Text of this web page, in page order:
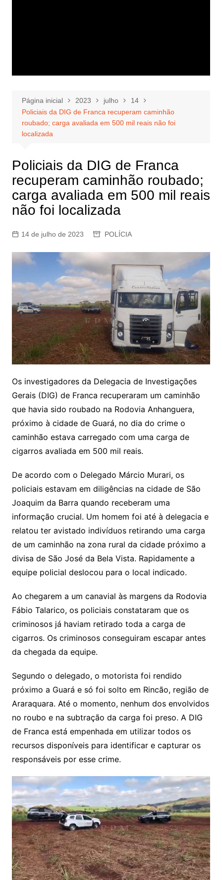
Página inicial 2023 julho
14
Policiais da DIG de Franca recuperam caminhão
roubado; carga avaliada em 500 mil reais não foi
localizada
Policiais da DIG de Franca
recuperam caminhão roubado;
carga avaliada em 500 mil reais
não foi localizada
14 de julho de 2023 POLÍCIA
Os investigadores da Delegacia de Investigações
Gerais (DIG) de Franca recuperaram um caminhão
que havia sido roubado na Rodovia Anhanguera,
próximo à cidade de Guará, no dia do crime o
caminhão estava carregado com uma carga de
cigarros avaliada em 500 mil reais.
De acordo com o Delegado Márcio Murari, os
policiais estavam em diligências na cidade de São
Joaquim da Barra quando receberam uma
informação crucial. Um homem foi até à delegacia e
relatou ter avistado indivíduos retirando uma carga
de um caminhão na zona rural da cidade próximo a
divisa de São José da Bela Vista. Rapidamente a
equipe policial deslocou para o local indicado.
Ao chegarem a um canavial às margens da Rodovia
Fábio Talarico, os policiais constataram que os
criminosos já haviam retirado toda a carga de
cigarros. Os criminosos conseguiram escapar antes
da chegada da equipe.
Segundo o delegado, o motorista foi rendido
próximo a Guará e só foi solto em Rincão, região de
Araraquara. Até o momento, nenhum dos envolvidos
no roubo e na subtração da carga foi preso. A DIG
de Franca está empenhada em utilizar todos os
recursos disponíveis para identificar e capturar os
responsáveis ​​por esse crime.